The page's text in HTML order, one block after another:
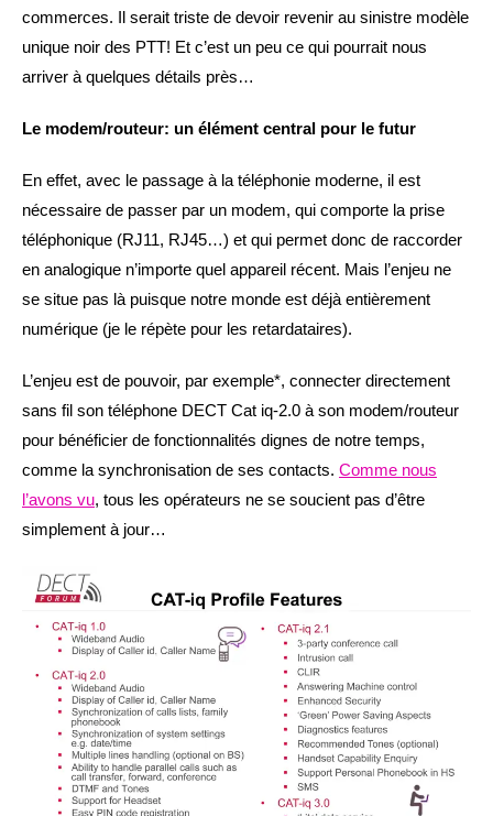
commerces. Il serait triste de devoir revenir au sinistre modèle
unique noir des PTT! Et c’est un peu ce qui pourrait nous
arriver à quelques détails près…
Le modem/routeur: un élément central pour le futur
En effet, avec le passage à la téléphonie moderne, il est
nécessaire de passer par un modem, qui comporte la prise
téléphonique (RJ11, RJ45…) et qui permet donc de raccorder
en analogique n’importe quel appareil récent. Mais l’enjeu ne
se situe pas là puisque notre monde est déjà entièrement
numérique (je le répète pour les retardataires).
L’enjeu est de pouvoir, par exemple*, connecter directement
sans fil son téléphone DECT Cat iq-2.0 à son modem/routeur
pour bénéficier de fonctionnalités dignes de notre temps,
comme la synchronisation de ses contacts. Comme nous
l’avons vu, tous les opérateurs ne se soucient pas d’être
simplement à jour…